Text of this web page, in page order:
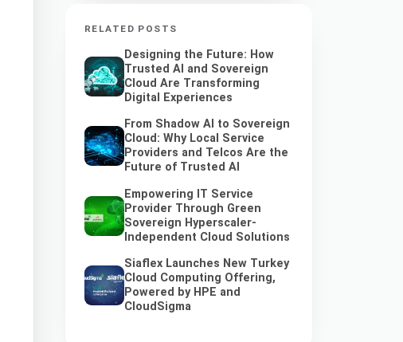
RELATED POSTS
Designing the Future: How
Trusted AI and Sovereign
Cloud Are Transforming
Digital Experiences
From Shadow AI to Sovereign
Cloud: Why Local Service
Providers and Telcos Are the
Future of Trusted AI
Empowering IT Service
Provider Through Green
Sovereign Hyperscaler-
Independent Cloud Solutions
Siaflex Launches New Turkey
Cloud Computing Offering,
Powered by HPE and
CloudSigma